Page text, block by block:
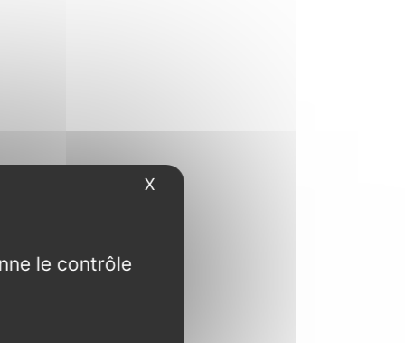
le contrôle
X Masquer le bandeau des cookies